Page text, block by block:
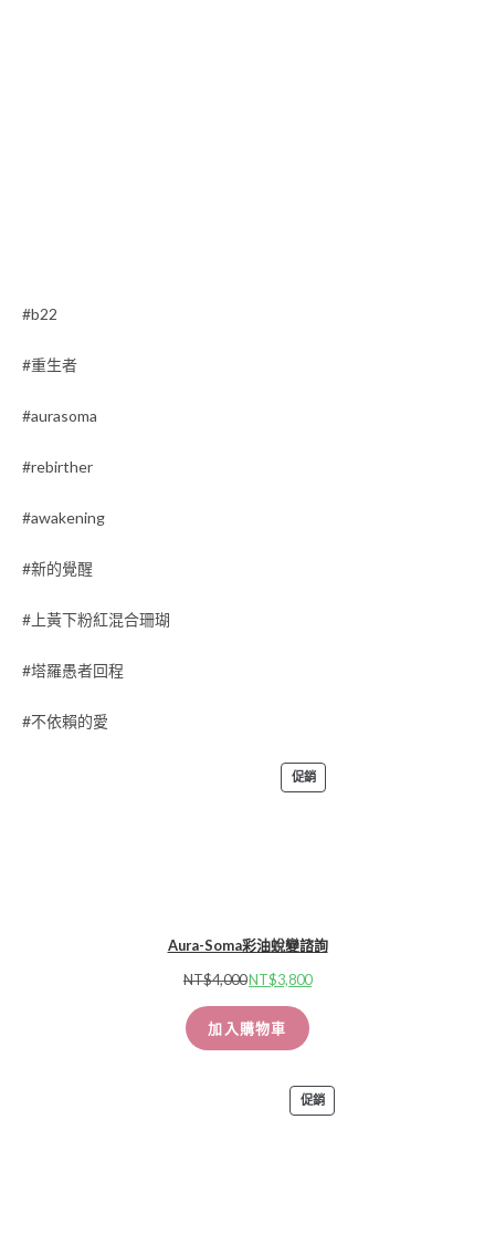
#b22
#重生者
#aurasoma
#rebirther
#awakening
#新的覺醒
#上黃下粉紅混合珊瑚
#塔羅愚者回程
#不依賴的愛
促銷
Aura-Soma彩油蛻變諮詢
NT$4,000NT$3,800
加入購物車
促銷